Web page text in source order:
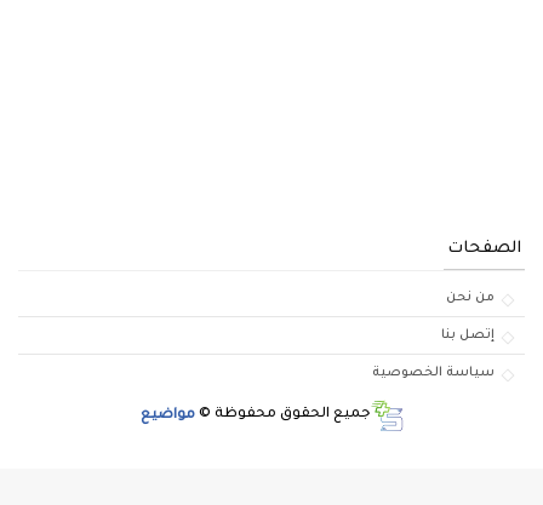
الصفحات
من نحن
إتصل بنا
سياسة الخصوصية
جميع الحقوق محفوظة © مواضيع